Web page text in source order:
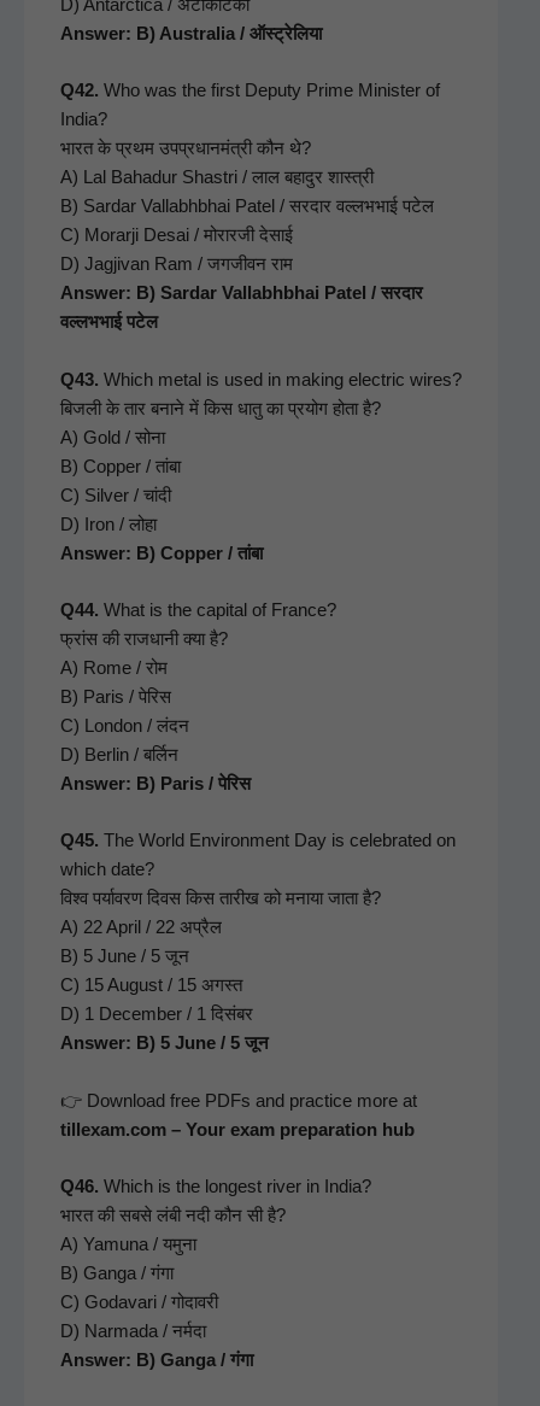
D) Antarc­ti­ca / अंटार्कटिका
Answer: B) Aus­tralia / ऑस्ट्रेलिया
Q42. Who was the first Deputy Prime Min­is­ter of
India?
भारत के प्रथम उपप्रधानमंत्री कौन थे?
A) Lal Bahadur Shas­tri / लाल बहादुर शास्त्री
B) Sar­dar Val­lab­hb­hai Patel / सरदार वल्लभभाई पटेल
C) Morar­ji Desai / मोरारजी देसाई
D) Jagji­van Ram / जगजीवन राम
Answer: B) Sar­dar Val­lab­hb­hai Patel / सरदार
वल्लभभाई पटेल
Q43. Which met­al is used in mak­ing elec­tric wires?
बिजली के तार बनाने में किस धातु का प्रयोग होता है?
A) Gold / सोना
B) Cop­per / तांबा
C) Sil­ver / चांदी
D) Iron / लोहा
Answer: B) Cop­per / तांबा
Q44. What is the cap­i­tal of France?
फ्रांस की राजधानी क्या है?
A) Rome / रोम
B) Paris / पेरिस
C) Lon­don / लंदन
D) Berlin / बर्लिन
Answer: B) Paris / पेरिस
Q45. The World Envi­ron­ment Day is cel­e­brat­ed on
which date?
विश्व पर्यावरण दिवस किस तारीख को मनाया जाता है?
A) 22 April / 22 अप्रैल
B) 5 June / 5 जून
C) 15 August / 15 अगस्त
D) 1 Decem­ber / 1 दिसंबर
Answer: B) 5 June / 5 जून
👉 Down­load free PDFs and prac­tice more at
tillexam.com – Your exam prepa­ra­tion hub
Q46. Which is the longest riv­er in India?
भारत की सबसे लंबी नदी कौन सी है?
A) Yamu­na / यमुना
B) Gan­ga / गंगा
C) Godavari / गोदावरी
D) Nar­ma­da / नर्मदा
Answer: B) Gan­ga / गंगा